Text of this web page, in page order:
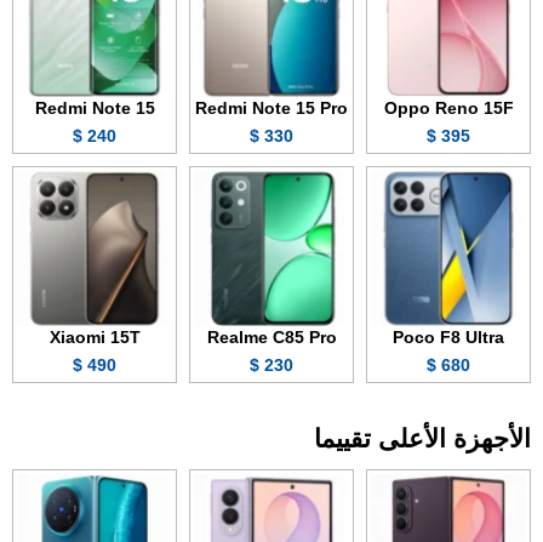
Oppo Reno 15F
395 $
Redmi Note 15 Pro
330 $
Redmi Note 15
240 $
Poco F8 Ultra
680 $
Realme C85 Pro
230 $
Xiaomi 15T
490 $
الأجهزة الأعلى تقييما